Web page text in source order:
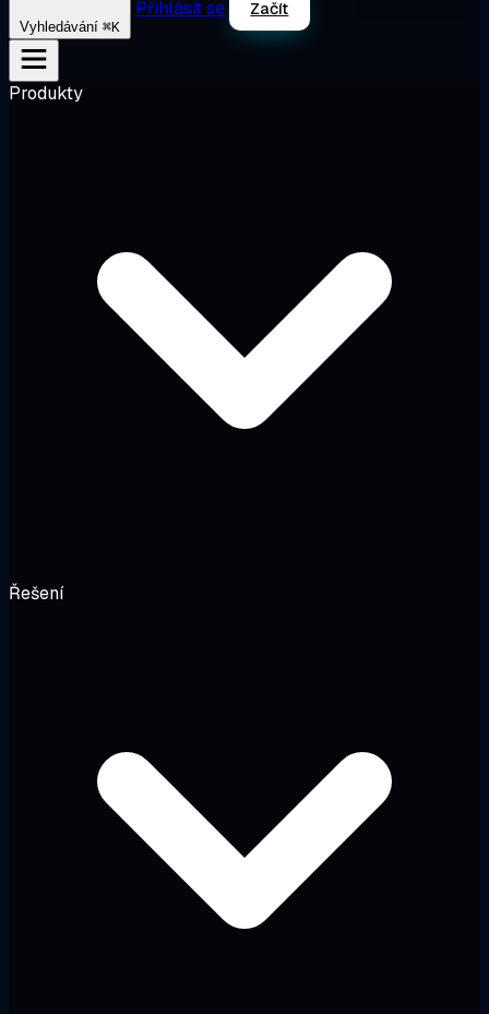
Vyhledávání ⌘K
Přihlásit se Začít
Produkty
Řešení